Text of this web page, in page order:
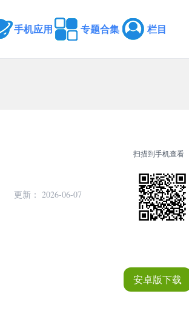
手机应用 专题合集 栏目
更新： 2026-06-07
扫描到手机查看
安卓版下载